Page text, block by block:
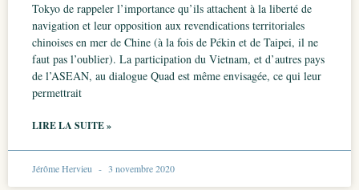
Tokyo de rappeler l’importance qu’ils attachent à la liberté de
navigation et leur opposition aux revendications territoriales
chinoises en mer de Chine (à la fois de Pékin et de Taipei, il ne
faut pas l’oublier). La participation du Vietnam, et d’autres pays
de l’ASEAN, au dialogue Quad est même envisagée, ce qui leur
permettrait
LIRE LA SUITE »
Jérôme Hervieu 3 novembre 2020